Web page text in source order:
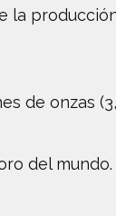
de onzas
del mundo.